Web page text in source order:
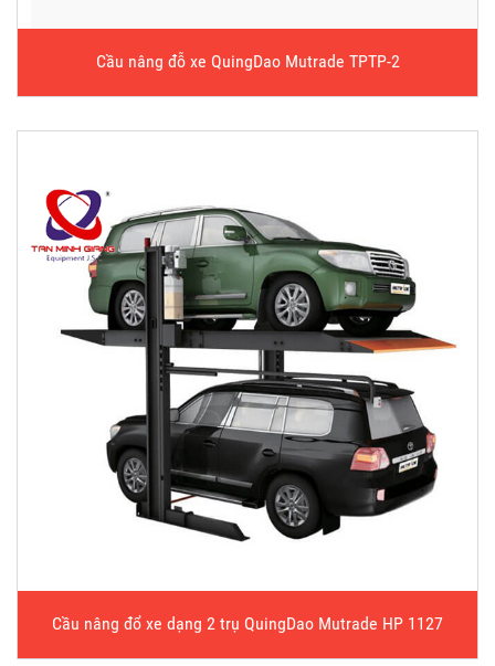
Cầu nâng đỗ xe QuingDao Mutrade TPTP-2
Cầu nâng đổ xe dạng 2 trụ QuingDao Mutrade HP 1127